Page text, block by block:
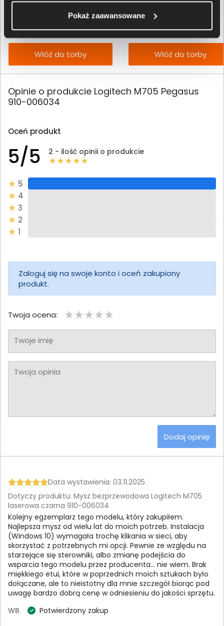
Pokaż zaawansowane
netto: 80,49 zł
Włóż do torby
995,00 zł
netto: 808,94 zł
Włóż do torby
Opinie o produkcie Logitech M705 Pegasus
910-006034
Oceń produkt
5/5 2 - ilość opinii o produkcie
5
4
3
2
1
Zaloguj się na swoje konto i oceń zakupiony
produkt.
Twoja ocena:
Twoje imię
Twoja opinia
Dodaj opinię
Data wystawienia: 03.11.2025
Dotyczy produktu: Mysz bezprzewodowa Logitech M705
laserowa czarna 910-006034
Kolejny egzemplarz tego modelu, który zakupiłem.
Najlepsza mysz od wielu lat do moich potrzeb. Instalacja
(Windows 10) wymagała trochę klikania w sieci, aby
skorzystać z potrzebnych mi opcji. Pewnie ze względu na
starzejące się sterowniki, albo zmianę podejścia do
wsparcia tego modelu przez producenta... nie wiem. Brak
miękkiego etui, które w poprzednich moich sztukach było
dołączane, ale to nieistotny dla mnie szczegół biorąc pod
uwagę bardzo dobrą cenę w odniesieniu do jakości sprzętu.
WB
Potwierdzony zakup